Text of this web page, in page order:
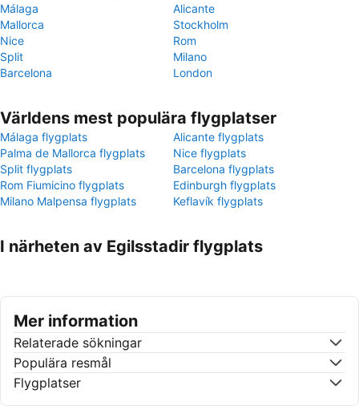
Málaga
Alicante
Mallorca
Stockholm
Nice
Rom
Split
Milano
Barcelona
London
Världens mest populära flygplatser
Málaga flygplats
Alicante flygplats
Palma de Mallorca flygplats
Nice flygplats
Split flygplats
Barcelona flygplats
Rom Fiumicino flygplats
Edinburgh flygplats
Milano Malpensa flygplats
Keflavík flygplats
I närheten av Egilsstadir flygplats
Mer information
Relaterade sökningar
Populära resmål
Flygplatser